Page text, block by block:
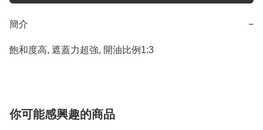
簡介 −
飽和度高, 遮蓋力超強, 開油比例1:3
你可能感興趣的商品